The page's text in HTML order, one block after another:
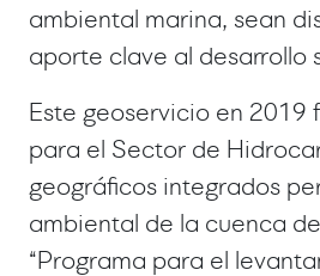
ambiental marina, sean
aporte clave al desarrollo
Este geoservicio en 2019
para el Sector de
geográficos integrados
ambiental de la cuenca
“Programa para el